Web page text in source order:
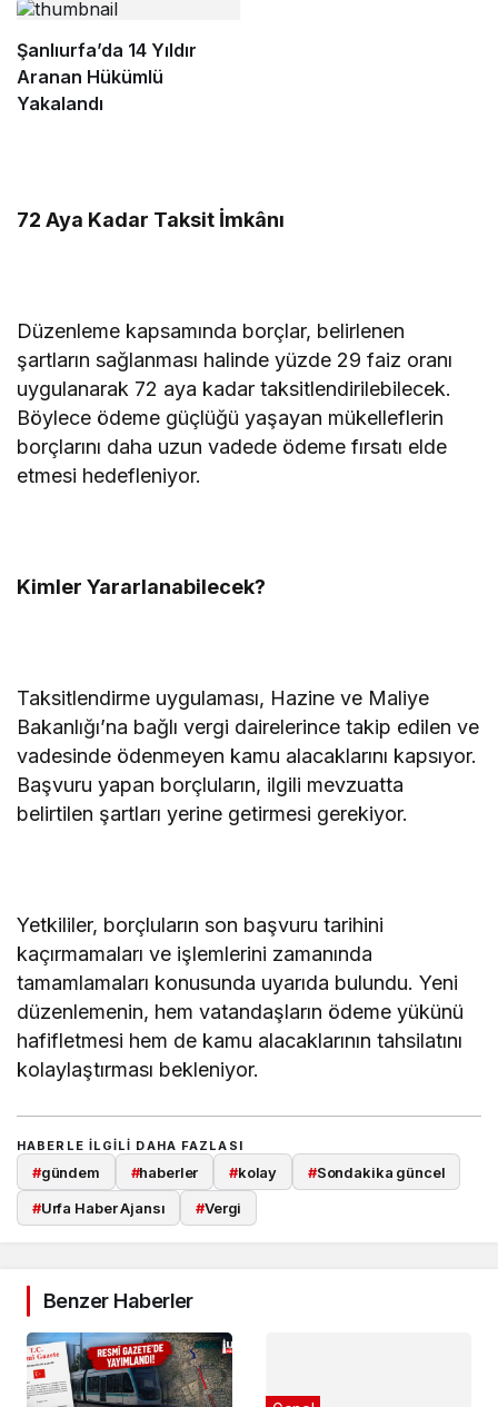
Şanlıurfa’da 14 Yıldır
Aranan Hükümlü
Yakalandı
72 Aya Kadar Taksit İmkânı
Düzenleme kapsamında borçlar, belirlenen
şartların sağlanması halinde yüzde 29 faiz oranı
uygulanarak 72 aya kadar taksitlendirilebilecek.
Böylece ödeme güçlüğü yaşayan mükelleflerin
borçlarını daha uzun vadede ödeme fırsatı elde
etmesi hedefleniyor.
Kimler Yararlanabilecek?
Taksitlendirme uygulaması, Hazine ve Maliye
Bakanlığı’na bağlı vergi dairelerince takip edilen ve
vadesinde ödenmeyen kamu alacaklarını kapsıyor.
Başvuru yapan borçluların, ilgili mevzuatta
belirtilen şartları yerine getirmesi gerekiyor.
Yetkililer, borçluların son başvuru tarihini
kaçırmamaları ve işlemlerini zamanında
tamamlamaları konusunda uyarıda bulundu. Yeni
düzenlemenin, hem vatandaşların ödeme yükünü
hafifletmesi hem de kamu alacaklarının tahsilatını
kolaylaştırması bekleniyor.
HABERLE ILGILI DAHA FAZLASI
#gündem #haberler #kolay #Sondakika güncel
#Urfa Haber Ajansı #Vergi
Benzer Haberler